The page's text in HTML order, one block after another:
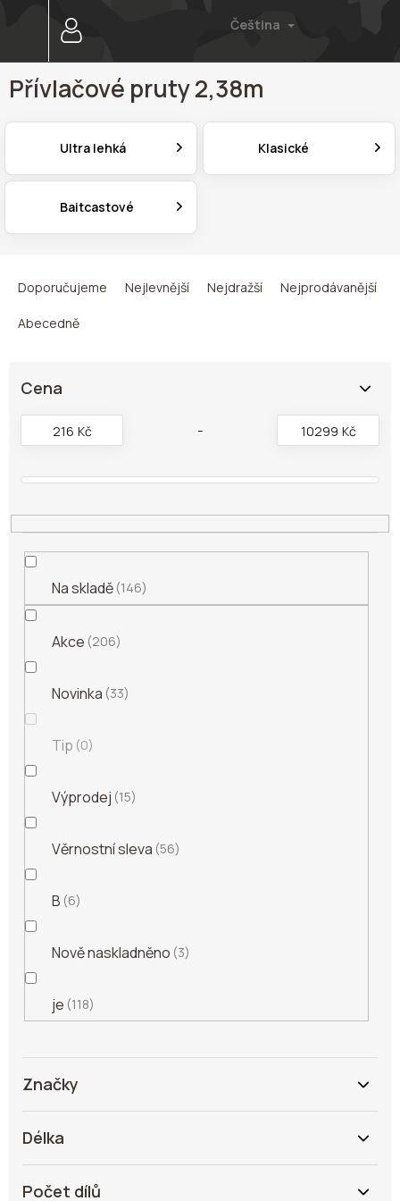
Čeština
Přívlačové pruty 2,38m
Ultra lehká Klasické
Baitcastové
e
ů
Doporučujeme Nejlevnější Nejdražší Nejprodávanější
Abecedně
Cena
216 Kč 10299 Kč
Na skladě 146
Akce 206
Novinka 33
Tip 0
Výprodej 15
Věrnostní sleva 56
B 6
Nově naskladněno 3
je 118
Značky
Délka
Počet dílů